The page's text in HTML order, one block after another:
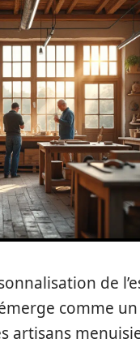
de
comme
artisans